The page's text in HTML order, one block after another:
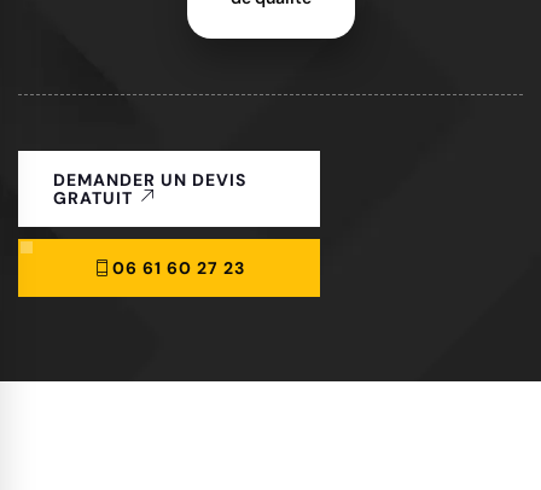
DEMANDER UN DEVIS
GRATUIT
06 61 60 27 23